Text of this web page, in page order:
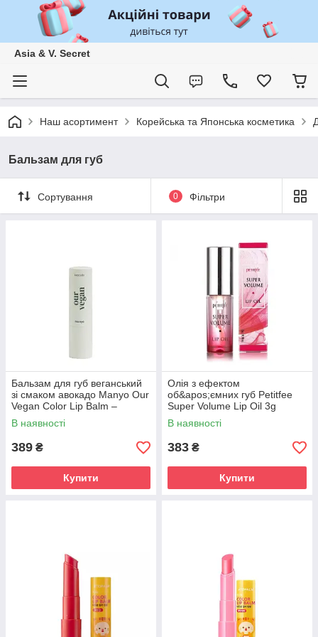
Asia & V. Secret
Наш асортимент Корейська та Японська косметика
Бальзам для губ
Сортування 0 Фільтри
Бальзам для губ веганський
зі смаком авокадо Manyo Our
Vegan Color Lip Balm –
Avocado 3.7 g
В наявності
389 ₴
Купити
Олія з ефектом
об&apos;ємних губ Petitfee
Super Volume Lip Oil 3g
В наявності
383 ₴
Купити